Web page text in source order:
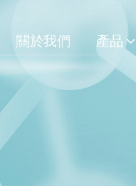
關於我們 產品